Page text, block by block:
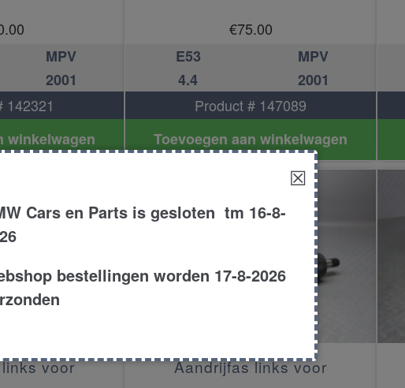
MPV
2001
142321
winkelwagen
€75.00
E53
MPV
4.4
2001
Product # 147089
Toevoegen aan winkelwagen
voor Aandrijfas links voor
☒
Cars en Parts is gesloten tm 16-8-
bestellingen worden 17-8-2026